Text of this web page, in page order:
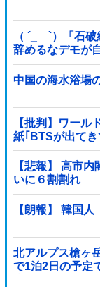
（ ´_ゝ`）「石
辞めるなデモが
中国の海水浴場
【批判】ワール
紙｢BTSが出て
【悲報】 高市
いに６割割れ
【朗報】 韓国
北アルプス槍ヶ
で1泊2日の予定
索予定他